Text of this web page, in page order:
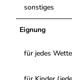
sonstiges
Eignung
für jedes